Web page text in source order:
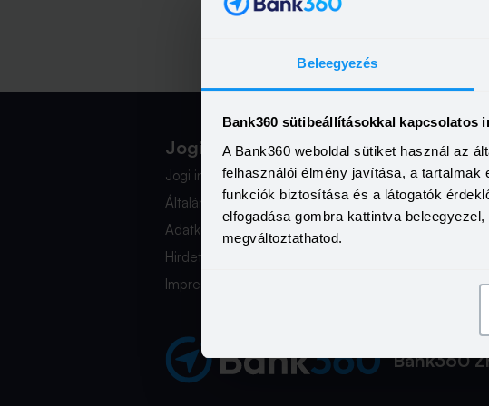
Beleegyezés
Bank360 sütibeállításokkal kapcsolatos
A Bank360 weboldal sütiket használ az
felhasználói élmény javítása, a
funkciók biztosítása és a látogatók
elfogadása gombra kattintva
megváltoztathatod.
Jogi Dokumentumok
Jogi információk
Általános Szerződési Feltételek
Adatkezelési Tájékoztató
Hirdetmények
Impresszum
Kapcsolat
+36 1 817 0103
bank360.hu
Bank360 a
Bank360